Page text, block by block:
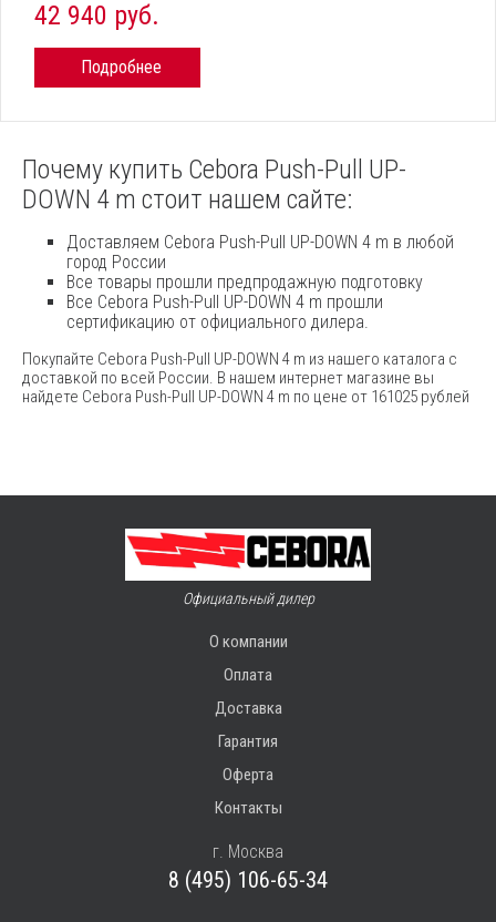
42 940 руб.
Подробнее
Почему купить Cebora Push-Pull UP-
DOWN 4 m стоит нашем сайте:
Доставляем Cebora Push-Pull UP-DOWN 4 m в любой
город России
Все товары прошли предпродажную подготовку
Все Cebora Push-Pull UP-DOWN 4 m прошли
сертификацию от официального дилера.
Покупайте Cebora Push-Pull UP-DOWN 4 m из нашего каталога с
доставкой по всей России. В нашем интернет магазине вы
найдете Cebora Push-Pull UP-DOWN 4 m по цене от 161025 рублей
Официальный дилер
О компании
Оплата
Доставка
Гарантия
Оферта
Контакты
г. Москва
8 (495) 106-65-34